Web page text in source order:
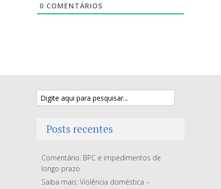
0 COMENTÁRIOS
Posts recentes
Comentário: BPC e impedimentos de
longo prazo
Saiba mais: Violência doméstica –